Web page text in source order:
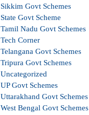
Sikkim Govt Schemes
State Govt Scheme
Tamil Nadu Govt Schemes
Tech Corner
Telangana Govt Schemes
Tripura Govt Schemes
Uncategorized
UP Govt Schemes
Uttarakhand Govt Schemes
West Bengal Govt Schemes